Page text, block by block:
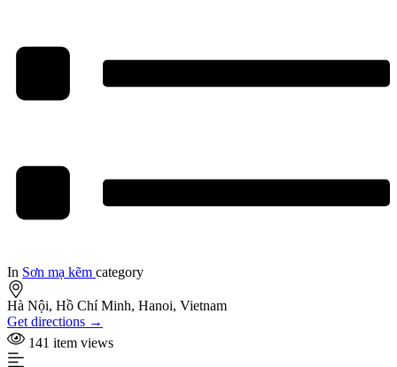
In Sơn mạ kẽm category
Hà Nội, Hồ Chí Minh, Hanoi, Vietnam
Get directions →
141 item views